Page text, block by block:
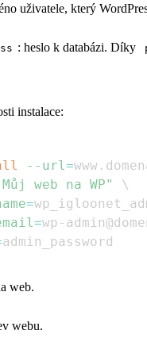
uživatele, který
: heslo k databázi. Díky
instalace:
--url=
web na WP"
\
=
=wp-
web.
webu.